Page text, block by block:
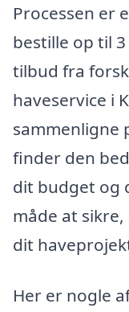
Processen er
bestille op til
tilbud fra
haveservice i
sammenligne
finder den
dit budget og
måde at
dit
Her er nogle